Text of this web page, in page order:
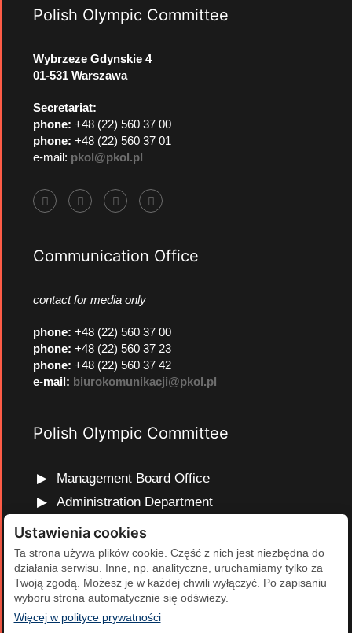
Polish Olympic Committee
Wybrzeze Gdynskie 4
01-531 Warszawa
Secretariat:
phone: +48 (22) 560 37 00
phone: +48 (22) 560 37 01
e-mail: pkol@pkol.pl
Communication Office
contact for media only
phone: +48 (22) 560 37 00
phone: +48 (22) 560 37 23
phone: +48 (22) 560 37 42
e-mail: biurokomunikacji@pkol.pl
Polish Olympic Committee
Management Board Office
Administration Department
Marketing and Communications Department
Olympic Education Department
Finance and Human Resources Department
Development Projects Department
Ustawienia cookies
Ta strona używa plików cookie. Część z nich jest niezbędna do
działania serwisu. Inne, np. analityczne, uruchamiamy tylko za
Twoją zgodą. Możesz je w każdej chwili wyłączyć. Po zapisaniu
wyboru strona automatycznie się odświeży.
Więcej w polityce prywatności(otwiera się w nowej karcie)